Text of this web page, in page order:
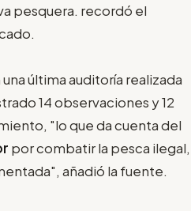
pesquera. recordó el
última auditoría realizada
14 observaciones y 12
"lo que da cuenta del
por combatir la pesca ilegal,
añadió la fuente.